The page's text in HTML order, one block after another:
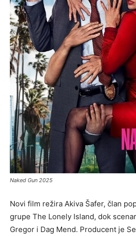
Naked Gun 2025
Novi film režira Akiva Šafer, član
grupe The Lonely Island, dok
Gregor i Dag Mend. Producent je